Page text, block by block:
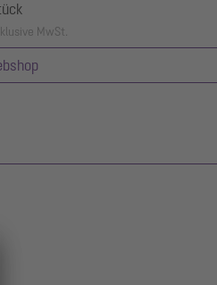
MwSt.